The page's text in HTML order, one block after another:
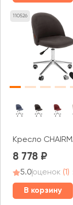
110526
Кресло
8 778
5.0оценок (1)
В корзину